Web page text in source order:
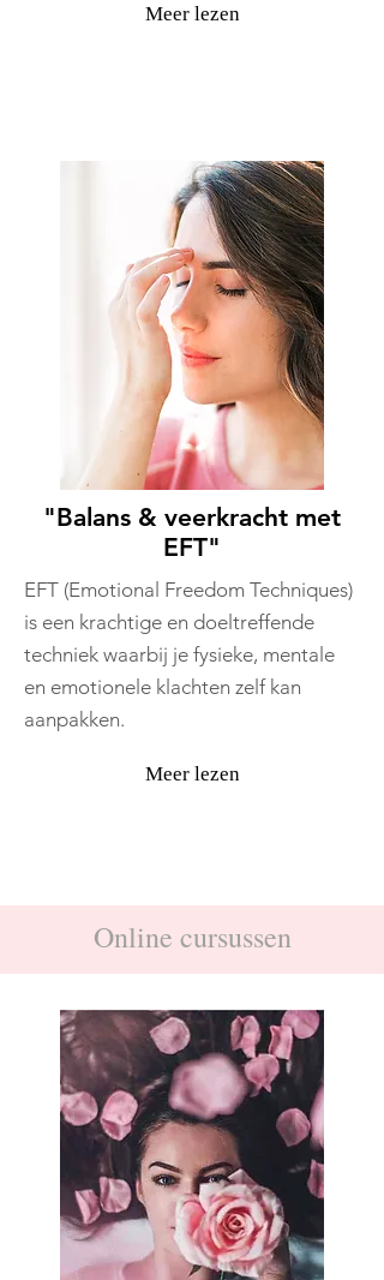
Meer lezen
"Balans & veerkracht met
EFT"
EFT (Emotional Freedom Techniques)
is een krachtige en doeltreffende
techniek waarbij je fysieke, mentale
en emotionele klachten zelf kan
aanpakken.
Meer lezen
Online cursussen